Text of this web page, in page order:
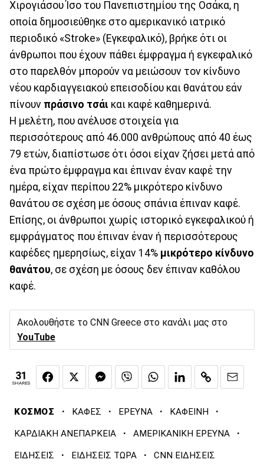
Χιρογιάσου Ίσο του Πανεπιστημίου της Οσάκα, η
οποία δημοσιεύθηκε στο αμερικανικό ιατρικό
περιοδικό «Stroke» (Εγκεφαλικό), βρήκε ότι οι
άνθρωποι που έχουν πάθει έμφραγμα ή εγκεφαλικό
στο παρελθόν μπορούν να μειώσουν τον κίνδυνο
νέου καρδιαγγειακού επεισοδίου και θανάτου εάν
πίνουν πράσινο τσάι και καφέ καθημερινά.
Η μελέτη, που ανέλυσε στοιχεία για
περισσότερους από 46.000 ανθρώπους από 40 έως
79 ετών, διαπίστωσε ότι όσοι είχαν ζήσει μετά από
ένα πρώτο έμφραγμα και έπιναν έναν καφέ την
ημέρα, είχαν περίπου 22% μικρότερο κίνδυνο
θανάτου σε σχέση με όσους σπάνια έπιναν καφέ.
Επίσης, οι άνθρωποι χωρίς ιστορικό εγκεφαλικού ή
εμφράγματος που έπιναν έναν ή περισσότερους
καφέδες ημερησίως, είχαν 14% μικρότερο κίνδυνο
θανάτου, σε σχέση με όσους δεν έπιναν καθόλου
καφέ.
Ακολουθήστε το CNN Greece στο κανάλι μας στο
YouTube
31
SHARES
ΚΟΣΜΟΣ · ΚΑΦΕΣ · ΕΡΕΥΝΑ · ΚΑΦΕΙΝΗ ·
ΚΑΡΔΙΑΚΗ ΑΝΕΠΑΡΚΕΙΑ · ΑΜΕΡΙΚΑΝΙΚΗ ΕΡΕΥΝΑ ·
ΕΙΔΗΣΕΙΣ · ΕΙΔΗΣΕΙΣ ΤΩΡΑ · CNN ΕΙΔΗΣΕΙΣ